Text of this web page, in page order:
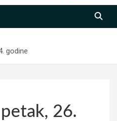
godine
26.